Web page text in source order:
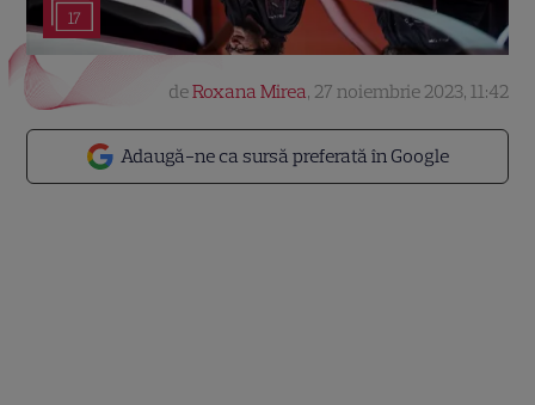
17
Adaugă-ne ca sursă preferată în Google
deRoxana Mirea, 27 noiembrie 2023, 11:42